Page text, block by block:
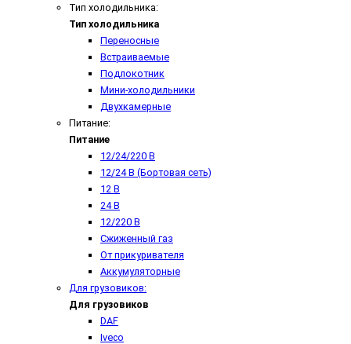
Тип холодильника:
Тип холодильника
Переносные
Встраиваемые
Подлокотник
Мини-холодильники
Двухкамерные
Питание:
Питание
12/24/220 В
12/24 В (Бортовая сеть)
12 В
24 В
12/220 В
Сжиженный газ
От прикуривателя
Аккумуляторные
Для грузовиков:
Для грузовиков
DAF
Iveco